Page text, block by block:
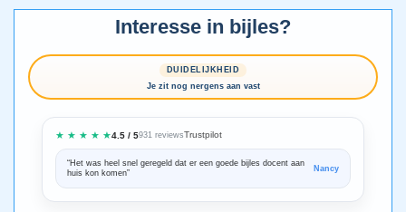
Interesse in bijles?
DUIDELIJKHEID
Je zit nog nergens aan vast
★ ★ ★ ★ ★4.5 / 5931 reviewsTrustpilot
“Het was heel snel geregeld dat er een goede bijles docent aan
huis kon komen”
Nancy